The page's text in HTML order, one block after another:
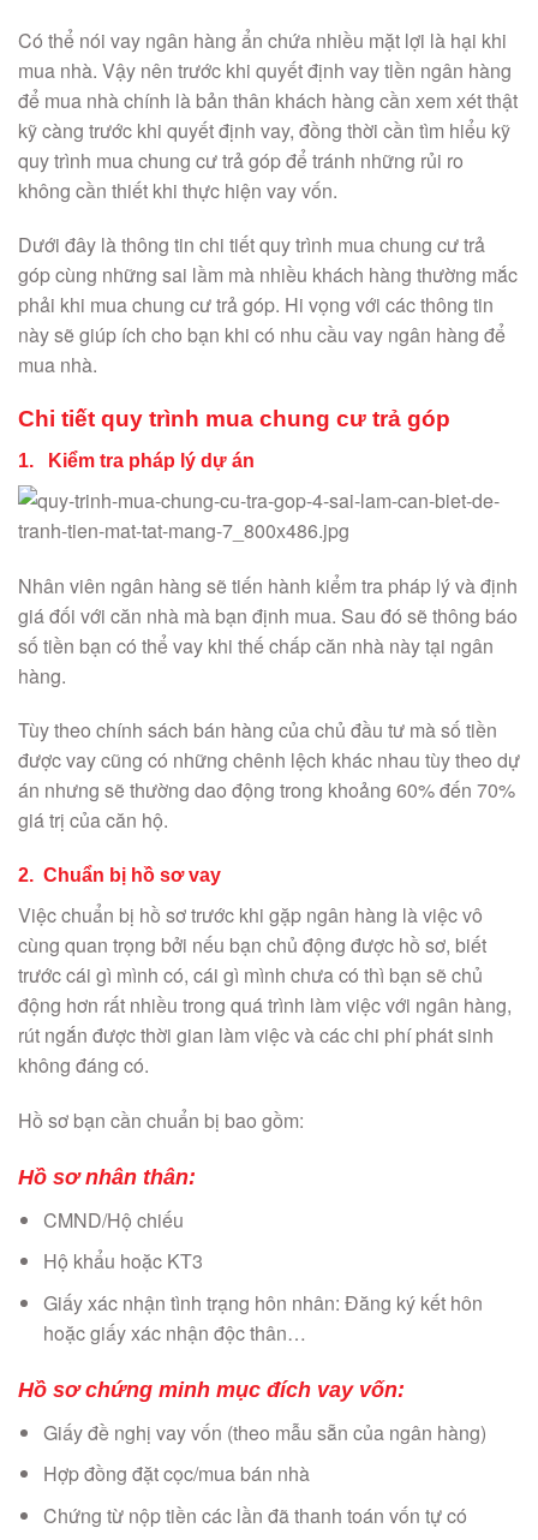
Có thể nói vay ngân hàng ẩn chứa nhiều mặt lợi là hại khi
mua nhà. Vậy nên trước khi quyết định vay tiền ngân hàng
để mua nhà chính là bản thân khách hàng cần xem xét thật
kỹ càng trước khi quyết định vay, đồng thời cần tìm hiểu kỹ
quy trình mua chung cư trả góp để tránh những rủi ro
không cần thiết khi thực hiện vay vốn.
Dưới đây là thông tin chi tiết quy trình mua chung cư trả
góp cùng những sai lầm mà nhiều khách hàng thường mắc
phải khi mua chung cư trả góp. Hi vọng với các thông tin
này sẽ giúp ích cho bạn khi có nhu cầu vay ngân hàng để
mua nhà.
Chi tiết quy trình mua chung cư trả góp
1. Kiểm tra pháp lý dự án
Nhân viên ngân hàng sẽ tiến hành kiểm tra pháp lý và định
giá đối với căn nhà mà bạn định mua. Sau đó sẽ thông báo
số tiền bạn có thể vay khi thế chấp căn nhà này tại ngân
hàng.
Tùy theo chính sách bán hàng của chủ đầu tư mà số tiền
được vay cũng có những chênh lệch khác nhau tùy theo dự
án nhưng sẽ thường dao động trong khoảng 60% đến 70%
giá trị của căn hộ.
2. Chuẩn bị hồ sơ vay
Việc chuẩn bị hồ sơ trước khi gặp ngân hàng là việc vô
cùng quan trọng bởi nếu bạn chủ động được hồ sơ, biết
trước cái gì mình có, cái gì mình chưa có thì bạn sẽ chủ
động hơn rất nhiều trong quá trình làm việc với ngân hàng,
rút ngắn được thời gian làm việc và các chi phí phát sinh
không đáng có.
Hồ sơ bạn cần chuẩn bị bao gồm:
Hồ sơ nhân thân:
CMND/Hộ chiếu
Hộ khẩu hoặc KT3
Giấy xác nhận tình trạng hôn nhân: Đăng ký kết hôn
hoặc giấy xác nhận độc thân…
Hồ sơ chứng minh mục đích vay vốn:
Giấy đề nghị vay vốn (theo mẫu sẵn của ngân hàng)
Hợp đồng đặt cọc/mua bán nhà
Chứng từ nộp tiền các lần đã thanh toán vốn tự có